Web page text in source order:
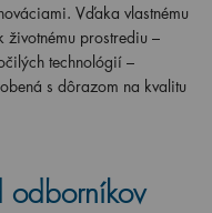
Vďaka vlastnému
životnému prostrediu –
technológií –
s dôrazom na kvalitu
odborníkov